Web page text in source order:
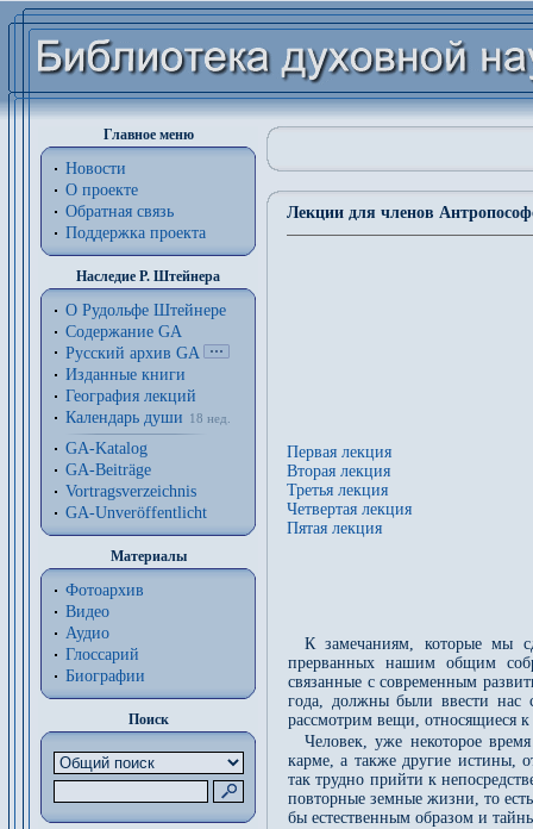
Главное меню
Новости
О проекте
Обратная связь
Поддержка проекта
Наследие Р. Штейнера
О Рудольфе Штейнере
Содержание GA
Русский архив GA
Изданные книги
География лекций
Календарь души
18 нед.
GA-Katalog
GA-Beiträge
Vortragsverzeichnis
GA-Unveröffentlicht
Материалы
Фотоархив
Видео
Аудио
Глоссарий
Биографии
Поиск
Лекции для членов
Первая лекция
Вторая лекция
Третья лекция
Четвертая лекция
Пятая лекция
К замечаниям, которые мы
прерванных нашим общим
связанные с современным
года, должны были ввести нас
рассмотрим вещи, относящиеся
Человек, уже некоторое
карме, а также другие истины,
так трудно прийти к
повторные земные жизни, то
бы естественным образом и